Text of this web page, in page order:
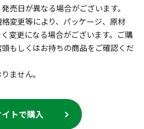
売日が異なる場合がございます。
変更等により、パッケージ、原材
変更になる場合がございます。ご購
もしくはお持ちの商品をご確認くだ
ません。
トで購入